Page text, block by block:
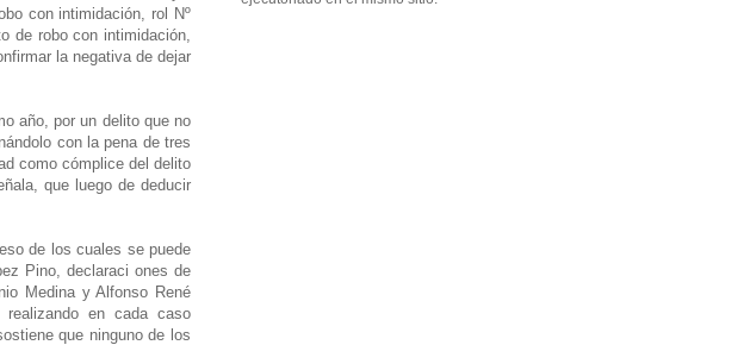
con intimidación, rol Nº
de robo con intimidación,
la negativa de dejar
año, por un delito que no
con la pena de tres
como cómplice del delito
que luego de deducir
de los cuales se puede
Pino, declaraci ones de
Medina y Alfonso René
en cada caso
que ninguno de los